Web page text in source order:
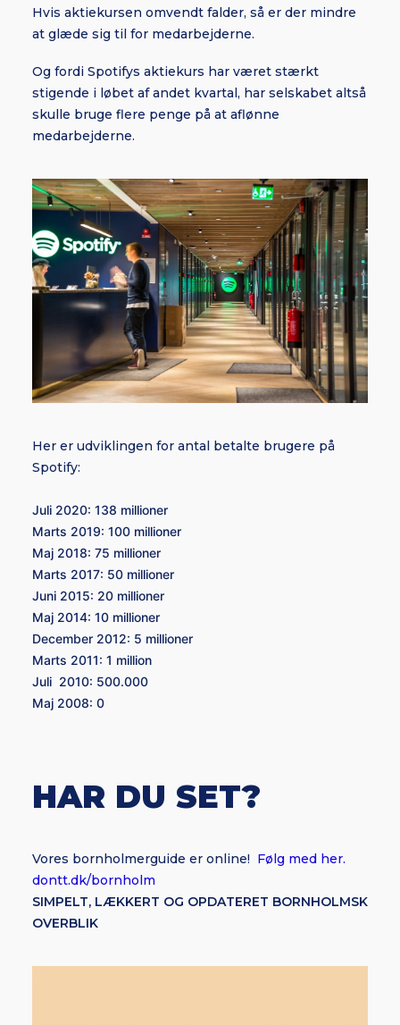
Hvis aktiekursen omvendt falder, så er der mindre
at glæde sig til for medarbejderne.
Og fordi Spotifys aktiekurs har været stærkt
stigende i løbet af andet kvartal, har selskabet altså
skulle bruge flere penge på at aflønne
medarbejderne.
Her er udviklingen for antal betalte brugere på
Spotify:
Juli 2020: 138 millioner
Marts 2019: 100 millioner
Maj 2018: 75 millioner
Marts 2017: 50 millioner
Juni 2015: 20 millioner
Maj 2014: 10 millioner
December 2012: 5 millioner
Marts 2011: 1 million
Juli 2010: 500.000
Maj 2008: 0
HAR DU SET?
Vores bornholmerguide er online! Følg med her.
dontt.dk/bornholm
SIMPELT, LÆKKERT OG OPDATERET BORNHOLMSK
OVERBLIK